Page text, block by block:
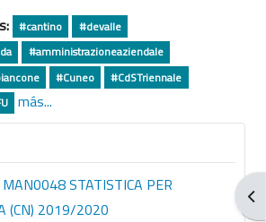
#cantino
#devalle
#amministrazioneaziendale
#Cuneo
#CdSTriennale
más...
STATISTICA PER
(CN) 2019/2020